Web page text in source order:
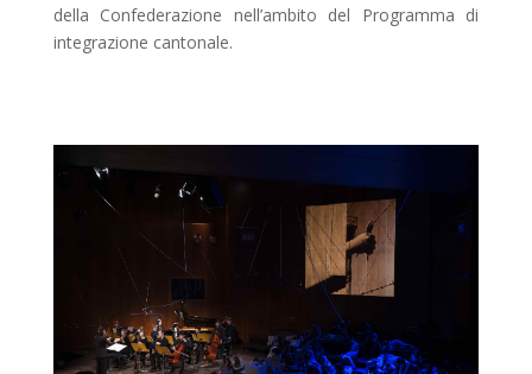
della Confederazione nell’ambito del Programma di
integrazione cantonale.